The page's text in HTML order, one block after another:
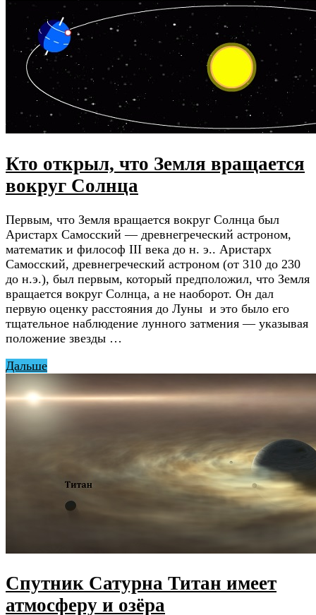
Кто открыл, что Земля вращается
вокруг Солнца
Первым, что Земля вращается вокруг Солнца был
Аристарх Самосский — древнегреческий астроном,
математик и философ III века до н. э.. Аристарх
Самосский, древнегреческий астроном (от 310 до 230
до н.э.), был первым, который предположил, что Земля
вращается вокруг Солнца, а не наоборот. Он дал
первую оценку расстояния до Луны и это было его
тщательное наблюдение лунного затмения — указывая
положение звезды …
Дальше
Спутник Сатурна Титан имеет
атмосферу и озёра